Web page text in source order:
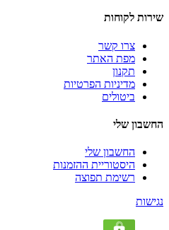
שירות לקוחות
צרו קשר
מפת האתר
תקנון
מדיניות הפרטיות
ביטולים
החשבון שלי
החשבון שלי
היסטוריית ההזמנות
רשימת תפוצה
נגישות